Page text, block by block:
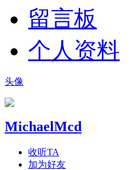
留言板
个人资料
头像
MichaelMcd
收听TA
加为好友